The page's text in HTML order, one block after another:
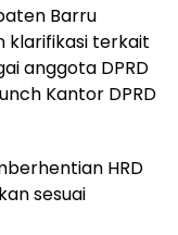
Barru
klarifikasi terkait
anggota DPRD
Kantor DPRD
HRD
sesuai